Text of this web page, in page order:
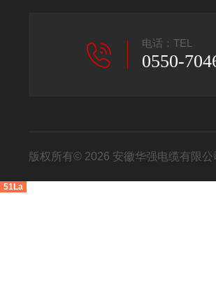
电话：TEL
0550-
版权所有© 2026 安徽华强电缆有限
51La